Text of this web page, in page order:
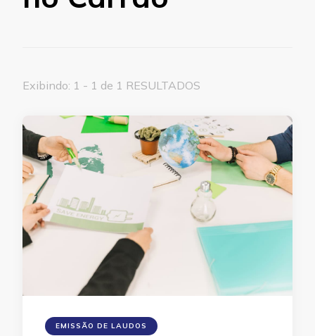
Exibindo: 1 - 1 de 1 RESULTADOS
EMISSÃO DE LAUDOS